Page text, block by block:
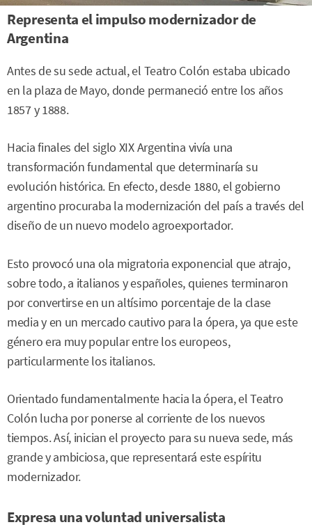
Representa el impulso modernizador de
Argentina
Antes de su sede actual, el Teatro Colón estaba ubicado
en la plaza de Mayo, donde permaneció entre los años
1857 y 1888.
Hacia finales del siglo XIX Argentina vivía una
transformación fundamental que determinaría su
evolución histórica. En efecto, desde 1880, el gobierno
argentino procuraba la modernización del país a través del
diseño de un nuevo modelo agroexportador.
Esto provocó una ola migratoria exponencial que atrajo,
sobre todo, a italianos y españoles, quienes terminaron
por convertirse en un altísimo porcentaje de la clase
media y en un mercado cautivo para la ópera, ya que este
género era muy popular entre los europeos,
particularmente los italianos.
Orientado fundamentalmente hacia la ópera, el Teatro
Colón lucha por ponerse al corriente de los nuevos
tiempos. Así, inician el proyecto para su nueva sede, más
grande y ambiciosa, que representará este espíritu
modernizador.
Expresa una voluntad universalista